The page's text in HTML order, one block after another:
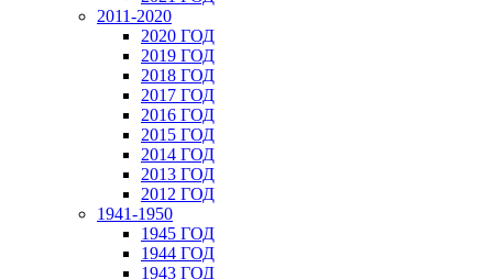
2011-2020
2020 ГОД
2019 ГОД
2018 ГОД
2017 ГОД
2016 ГОД
2015 ГОД
2014 ГОД
2013 ГОД
2012 ГОД
1941-1950
1945 ГОД
1944 ГОД
1943 ГОД